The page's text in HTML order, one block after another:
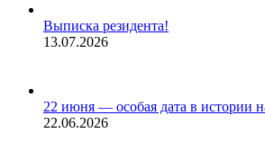
Выписка резидента!
13.07.2026
22 июня — особая дата в истории
22.06.2026